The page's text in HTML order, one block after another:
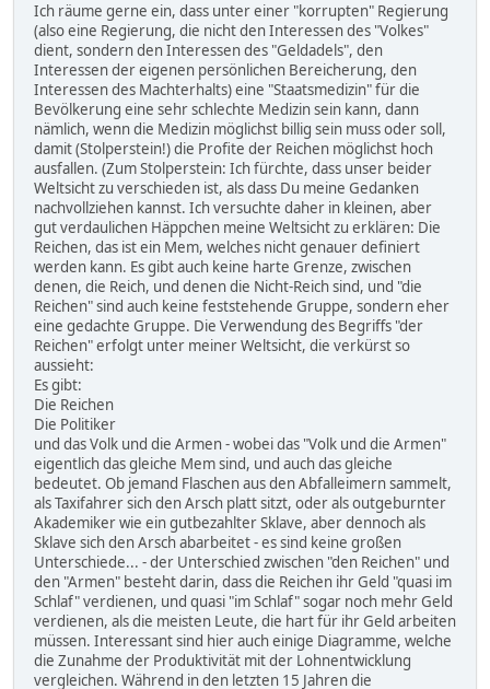
Ich räume gerne ein, dass unter einer "korrupten" Regierung
(also eine Regierung, die nicht den Interessen des "Volkes"
dient, sondern den Interessen des "Geldadels", den
Interessen der eigenen persönlichen Bereicherung, den
Interessen des Machterhalts) eine "Staatsmedizin" für die
Bevölkerung eine sehr schlechte Medizin sein kann, dann
nämlich, wenn die Medizin möglichst billig sein muss oder soll,
damit (Stolperstein!) die Profite der Reichen möglichst hoch
ausfallen. (Zum Stolperstein: Ich fürchte, dass unser beider
Weltsicht zu verschieden ist, als dass Du meine Gedanken
nachvollziehen kannst. Ich versuchte daher in kleinen, aber
gut verdaulichen Häppchen meine Weltsicht zu erklären: Die
Reichen, das ist ein Mem, welches nicht genauer definiert
werden kann. Es gibt auch keine harte Grenze, zwischen
denen, die Reich, und denen die Nicht-Reich sind, und "die
Reichen" sind auch keine feststehende Gruppe, sondern eher
eine gedachte Gruppe. Die Verwendung des Begriffs "der
Reichen" erfolgt unter meiner Weltsicht, die verkürst so
aussieht:
Es gibt:
Die Reichen
Die Politiker
und das Volk und die Armen - wobei das "Volk und die Armen"
eigentlich das gleiche Mem sind, und auch das gleiche
bedeutet. Ob jemand Flaschen aus den Abfalleimern sammelt,
als Taxifahrer sich den Arsch platt sitzt, oder als outgeburnter
Akademiker wie ein gutbezahlter Sklave, aber dennoch als
Sklave sich den Arsch abarbeitet - es sind keine großen
Unterschiede... - der Unterschied zwischen "den Reichen" und
den "Armen" besteht darin, dass die Reichen ihr Geld "quasi im
Schlaf" verdienen, und quasi "im Schlaf" sogar noch mehr Geld
verdienen, als die meisten Leute, die hart für ihr Geld arbeiten
müssen. Interessant sind hier auch einige Diagramme, welche
die Zunahme der Produktivität mit der Lohnentwicklung
vergleichen. Während in den letzten 15 Jahren die